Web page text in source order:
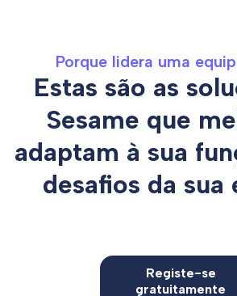
Porque lidera uma
Estas são as
Sesame que
adaptam à sua
desafios da sua
Registe-se
gratuitamente